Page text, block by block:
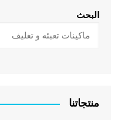
البحث
منتجاتنا